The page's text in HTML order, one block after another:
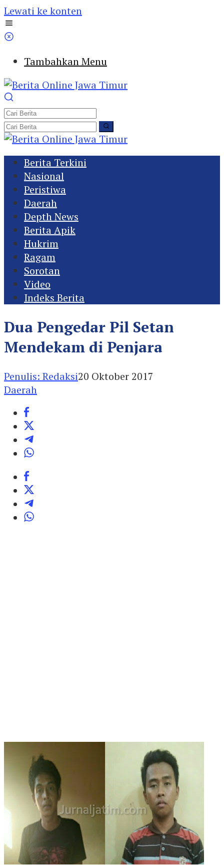
Lewati ke konten
Tambahkan Menu
Berita Terkini
Nasional
Peristiwa
Daerah
Depth News
Berita Apik
Hukrim
Ragam
Sorotan
Video
Indeks Berita
Dua Pengedar Pil Setan
Mendekam di Penjara
Penulis: Redaksi20 Oktober 2017
Daerah